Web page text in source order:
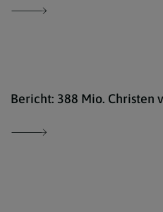
Bericht: 388 Mio. Christen